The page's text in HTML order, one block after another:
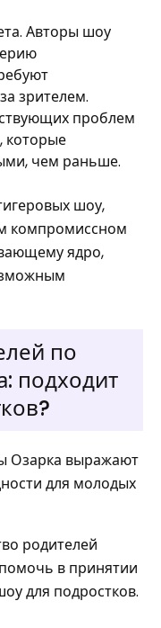
Авторы шоу
зрителем.
проблем
которые
чем раньше.
шоу,
компромиссном
ядро,
по
подходит
Озарка выражают
для молодых
родителей
в принятии
для подростков.